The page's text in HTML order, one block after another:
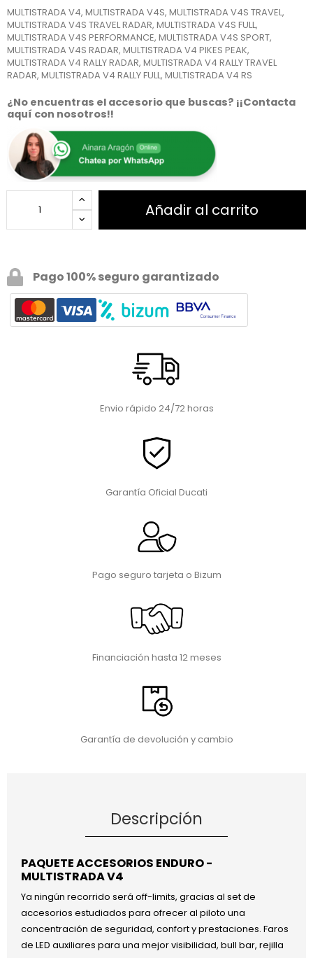
MULTISTRADA V4, MULTISTRADA V4S, MULTISTRADA V4S TRAVEL,
MULTISTRADA V4S TRAVEL RADAR, MULTISTRADA V4S FULL,
MULTISTRADA V4S PERFORMANCE, MULTISTRADA V4S SPORT,
MULTISTRADA V4S RADAR, MULTISTRADA V4 PIKES PEAK,
MULTISTRADA V4 RALLY RADAR, MULTISTRADA V4 RALLY TRAVEL
RADAR, MULTISTRADA V4 RALLY FULL, MULTISTRADA V4 RS
¿No encuentras el accesorio que buscas? ¡¡Contacta
aquí con nosotros!!
Añadir al carrito
Pago 100% seguro garantizado
Envio rápido 24/72 horas
Garantía Oficial Ducati
Pago seguro tarjeta o Bizum
Financiación hasta 12 meses
Garantía de devolución y cambio
Descripción
PAQUETE ACCESORIOS ENDURO -
MULTISTRADA V4
Ya ningún recorrido será off-limits, gracias al set de
accesorios estudiados para ofrecer al piloto una
concentración de seguridad, confort y prestaciones. Faros
de LED auxiliares para una mejor visibilidad, bull bar, rejilla